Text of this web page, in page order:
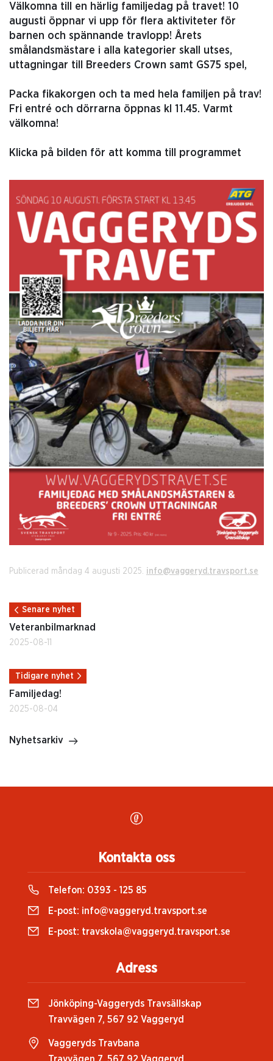
Välkomna till en härlig familjedag på travet! 10
augusti öppnar vi upp för flera aktiviteter för
barnen och spännande travlopp! Årets
smålandsmästare i alla kategorier skall utses,
uttagningar till Breeders Crown samt GS75 spel,
Packa fikakorgen och ta med hela familjen på trav!
Fri entré och dörrarna öppnas kl 11.45. Varmt
välkomna!
Klicka på bilden för att komma till programmet
Publicerad måndag 4 augusti 2025. info@vaggeryd.travsport.se
Senare nyhet
Veteranbilmarknad
2025-08-11
Tidigare nyhet
Familjedag!
2025-08-04
Nyhetsarkiv
Kontakta oss
Telefon: 0393 - 125 85
E-post: info@vaggeryd.travsport.se
E-post: travskola@vaggeryd.travsport.se
Adress
Jönköping-Vaggeryds Travsällskap
Travvägen 7, 567 92 Vaggeryd
Vaggeryds Travbana